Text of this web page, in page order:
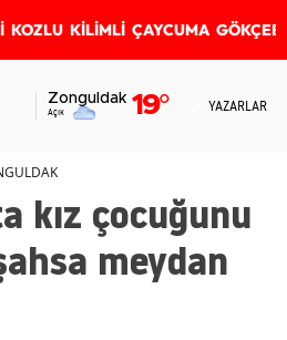
KOZLU KİLİMLİ ÇAYCUMA
Zonguldak
Açık 19° YAZARLAR
kız çocuğunu
meydan